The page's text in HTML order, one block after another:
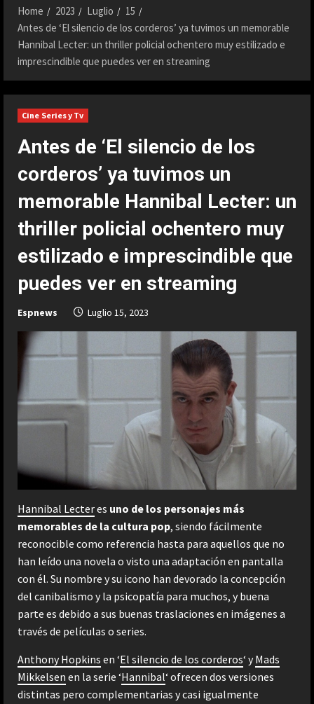
Home 2023 Luglio
15
Antes de ‘El silencio de los corderos’ ya tuvimos un memorable
Hannibal Lecter: un thriller policial ochentero muy estilizado e
imprescindible que puedes ver en streaming
Cine Series y Tv
Antes de ‘El silencio de los
corderos’ ya tuvimos un
memorable Hannibal Lecter: un
thriller policial ochentero muy
estilizado e imprescindible que
puedes ver en streaming
Espnews Luglio 15, 2023
Hannibal Lecteres uno de los personajes más
memorables de la cultura pop, siendo fácilmente
reconocible como referencia hasta para aquellos que no
han leído una novela o visto una adaptación en pantalla
con él. Su nombre y su icono han devorado la concepción
del canibalismo y la psicopatía para muchos, y buena
parte es debido a sus buenas traslaciones en imágenes a
través de películas o series.
Anthony Hopkins en ‘El silencio de los corderos‘ y Mads
Mikkelsen en la serie ‘Hannibal‘ ofrecen dos versiones
distintas pero complementarias y casi igualmente